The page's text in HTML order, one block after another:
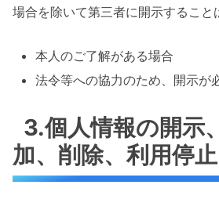
場合を除いて第三者に開示すること
本人のご了解がある場合
法令等への協力のため、開示が
3.個人情報の開示
加、削除、利用停止